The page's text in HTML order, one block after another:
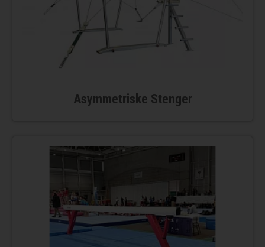
Asymmetriske Stenger